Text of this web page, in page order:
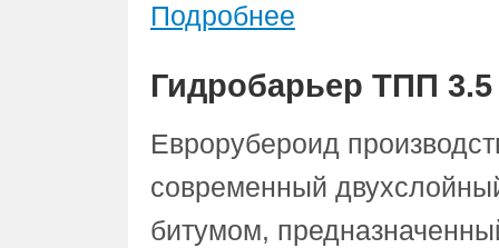
Подробнее
Гидробарьер ТПП 3.5
Еврорубероид
современный
битумом,